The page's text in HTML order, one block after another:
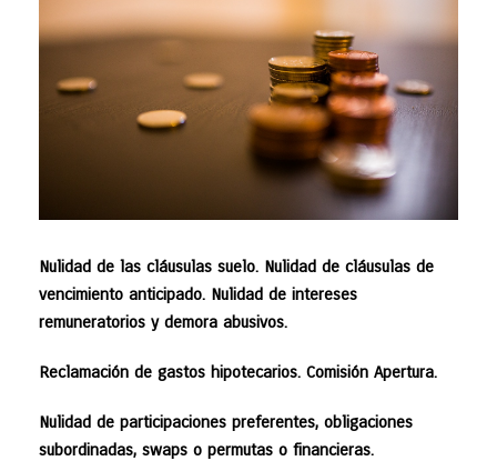
Nulidad de las cláusulas suelo. Nulidad de cláusulas de
vencimiento anticipado. Nulidad de intereses
remuneratorios y demora abusivos.
Reclamación de gastos hipotecarios. Comisión Apertura.
Nulidad de participaciones preferentes, obligaciones
subordinadas, swaps o permutas o financieras.